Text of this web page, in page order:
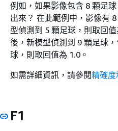
例如，如果影像包含 8 顆足
出來？ 在此範例中，影像有
型偵測到 5 顆足球，則取回
後，新模型偵測到 9 顆足球
球，則取回值為 1.0。
如需詳細資訊，請參閱精確
F1